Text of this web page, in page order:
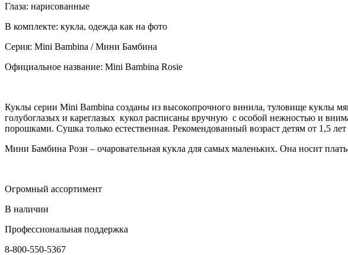
Глаза: нарисованные
В комплекте: кукла, одежда как на фото
Серия: Mini Bambina / Мини Бамбина
Официальное название: Mini Bambina Rosie
Куклы серии Mini Bambina созданы из высокопрочного винила, туловище куклы
голубоглазых и кареглазых кукол расписаны вручную с особой нежностью и
порошками. Сушка только естественная. Рекомендованный возраст детям от 1,5 лет
Мини Бамбина Рози – очаровательная кукла для самых маленьких. Она носит
Огромный ассортимент
В наличии
Профессиональная поддержка
8-800-550-5367